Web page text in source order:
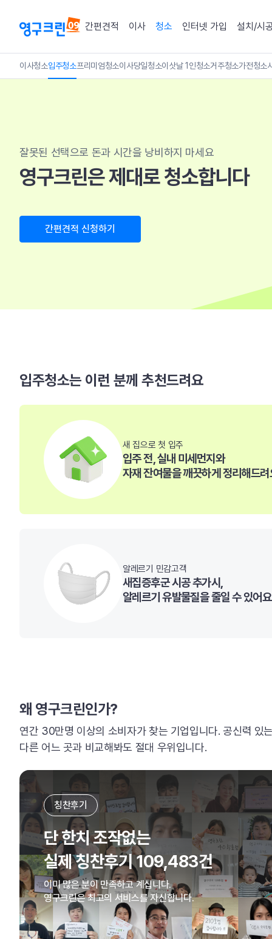
간편견적 이사 청소
이사청소입주청소프리미엄청소이사당일청소이삿날 1인청소거주청소가전청소
인터넷 가입 설치/시
잘못된 선택으로 돈과 시간을 낭비하지 마세요
영구크린은 제대로 청소합니다
간편견적 신청하기
입주청소는 이런 분께 추천드려요
새 집으로 첫 입주
입주 전, 실내 미세먼지와
자재 잔여물을 깨끗하게 정리해드려
알레르기 민감고객
새집증후군 시공 추가시,
알레르기 유발물질을 줄일 수 있어요
왜 영구크린인가?
연간 30만명 이상의 소비자가 찾는 기업입니다. 공신력 있
다른 어느 곳과 비교해봐도 절대 우위입니다.
칭찬후기
단 한치 조작없는
실제 칭찬후기 109,483건
이미 많은 분이 만족하고 계십니다.
영구크린은 최고의 서비스를 자신합니다.